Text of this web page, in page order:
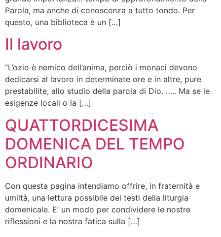
Parola, ma anche di conoscenza a tutto tondo. Per
questo, una biblioteca è un […]
Il lavoro
“L’ozio è nemico dell’anima, perciò i monaci devono
dedicarsi al lavoro in determinate ore e in altre, pure
prestabilite, allo studio della parola di Dio. ….. Ma se le
esigenze locali o la […]
QUATTORDICESIMA
DOMENICA DEL TEMPO
ORDINARIO
Con questa pagina intendiamo offrire, in fraternità e
umiltà, una lettura possibile dei testi della liturgia
domenicale. E’ un modo per condividere le nostre
riflessioni e la nostra fatica sulla […]